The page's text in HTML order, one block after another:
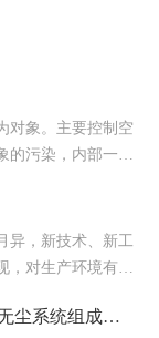
对象。主要控制空
的污染，内部一般
埃）对工作对象的
异，新技术、新工
，对生产环境有洁
子、生物制药、
尘系统组成…